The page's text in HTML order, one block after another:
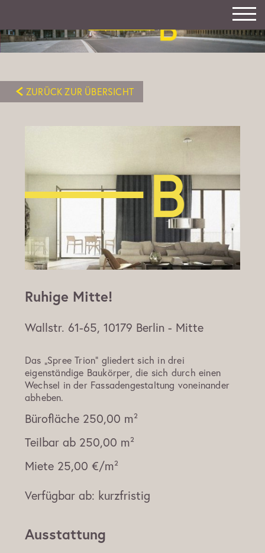
ZURÜCK ZUR ÜBERSICHT
Ruhige Mitte!
Wallstr. 61-65, 10179 Berlin - Mitte
Das „Spree Trion“ gliedert sich in drei
eigenständige Baukörper, die sich durch einen
Wechsel in der Fassadengestaltung voneinander
abheben.
Bürofläche 250,00 m²
Teilbar ab 250,00 m²
Miete 25,00 €/m²
Verfügbar ab: kurzfristig
Ausstattung